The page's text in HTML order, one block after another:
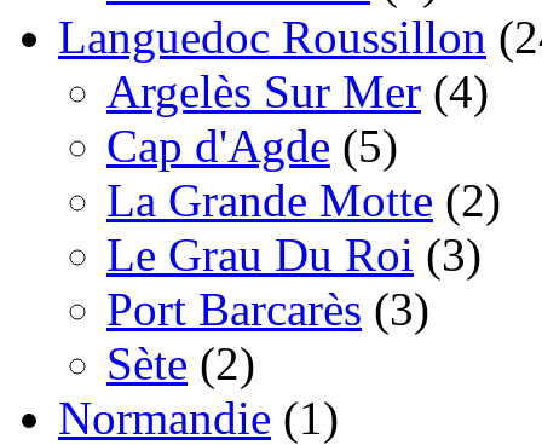
Languedoc Roussillon
Argelès Sur Mer (4)
Cap d'Agde (5)
La Grande Motte (2)
Le Grau Du Roi (3)
Port Barcarès (3)
Sète (2)
Normandie (1)